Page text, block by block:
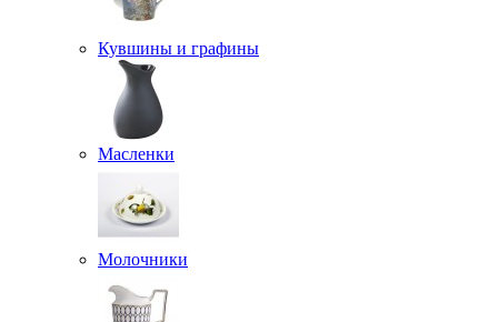
Кувшины и графины
Масленки
Молочники